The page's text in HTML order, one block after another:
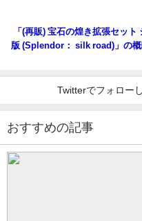
「(再販) 宝石の煌き拡張セッ
版 (Splendor： silk road)」の
Twitterでフォロー
おすすめの記事